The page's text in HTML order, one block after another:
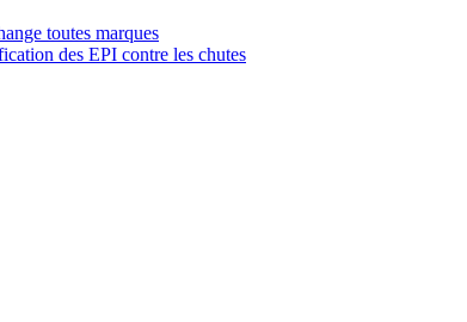
toutes marques
des EPI contre les chutes